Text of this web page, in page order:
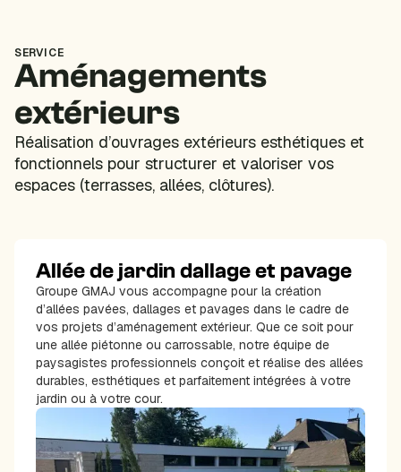
SERVICE
Aménagements
extérieurs
Réalisation d’ouvrages extérieurs esthétiques et
fonctionnels pour structurer et valoriser vos
espaces (terrasses, allées, clôtures).
Allée de jardin dallage et pavage
Groupe GMAJ vous accompagne pour la création
d’allées pavées, dallages et pavages dans le cadre de
vos projets d’aménagement extérieur. Que ce soit pour
une allée piétonne ou carrossable, notre équipe de
paysagistes professionnels conçoit et réalise des allées
durables, esthétiques et parfaitement intégrées à votre
jardin ou à votre cour.